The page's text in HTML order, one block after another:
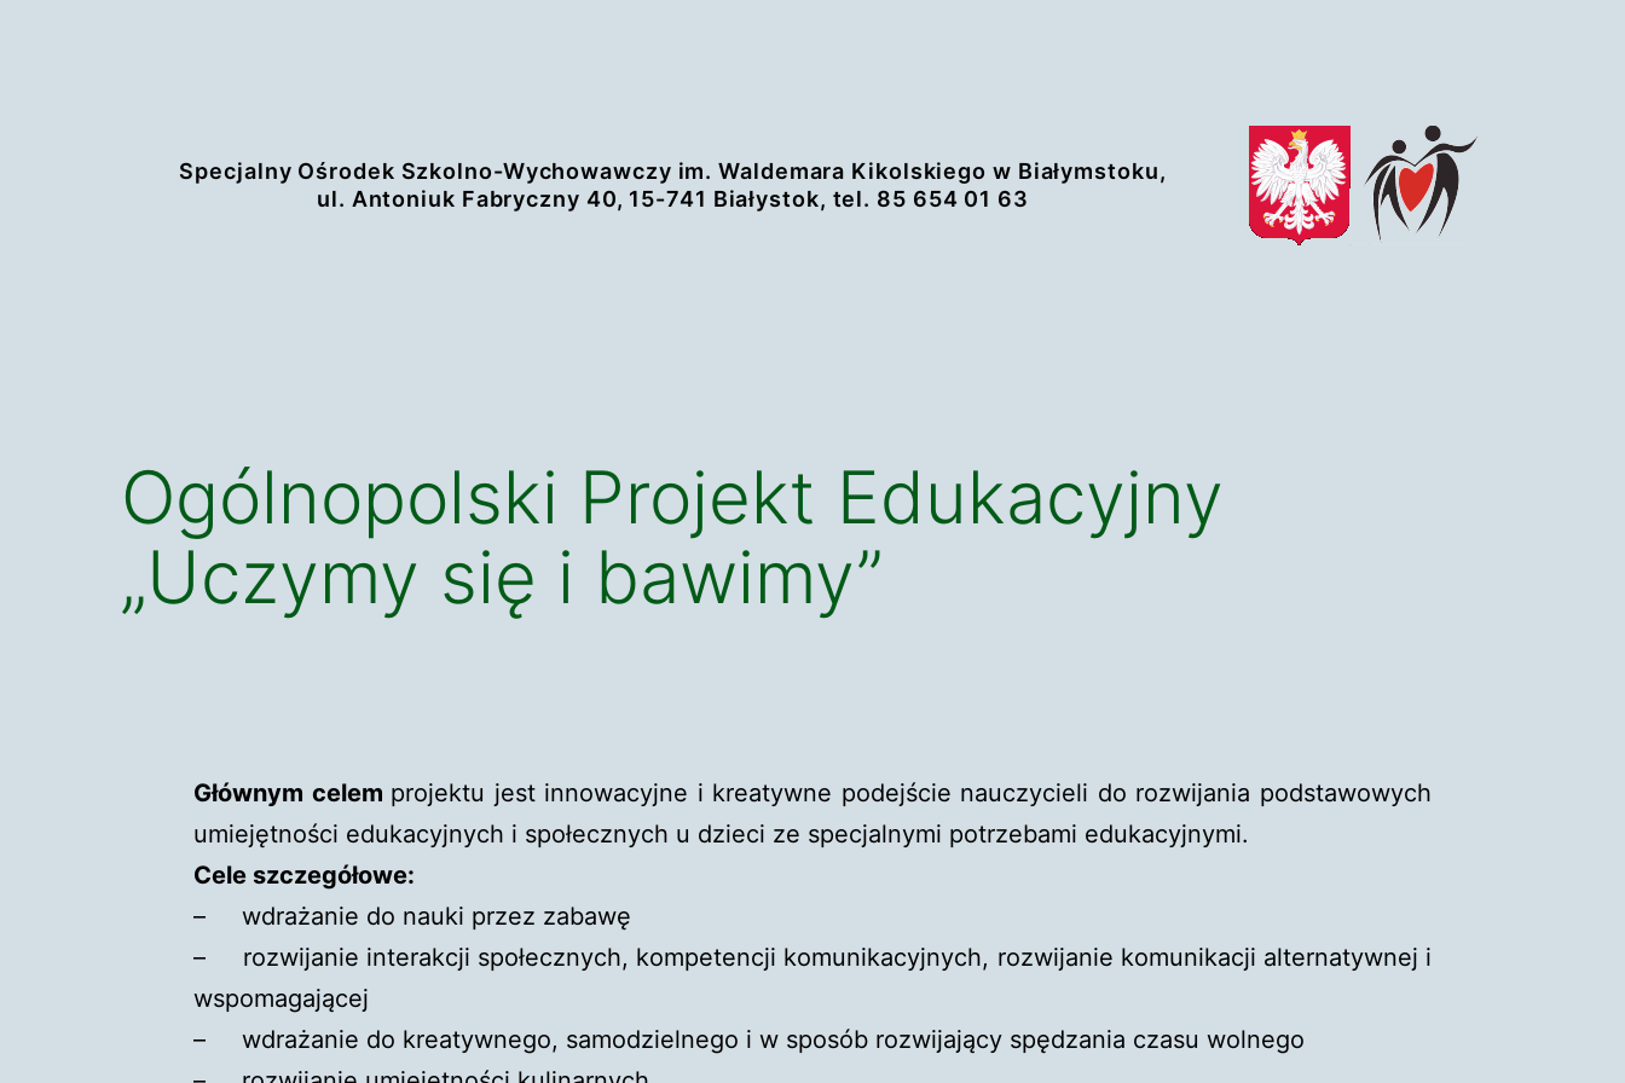
Specjalny Ośrodek Szkolno-Wychowawczy im. Waldemara Kikolskiego w Białymstoku,
ul. Antoniuk Fabryczny 40, 15-741 Białystok, tel. 85 654 01 63
Ogólnopolski Projekt Edukacyjny
„Uczymy się i bawimy”
Głównym celem projektu jest innowacyjne i kreatywne podejście nauczycieli do rozwijania podstawowych
umiejętności edukacyjnych i społecznych u dzieci ze specjalnymi potrzebami edukacyjnymi.
Cele szczegółowe:
– wdrażanie do nauki przez zabawę
– rozwijanie interakcji społecznych, kompetencji komunikacyjnych, rozwijanie komunikacji alternatywnej i
wspomagającej
– wdrażanie do kreatywnego, samodzielnego i w sposób rozwijający spędzania czasu wolnego